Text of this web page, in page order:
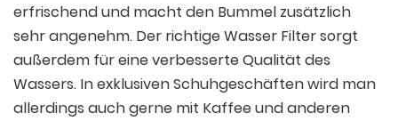
erfrischend und macht den Bummel zusätzlich
sehr angenehm. Der richtige Wasser Filter sorgt
außerdem für eine verbesserte Qualität des
Wassers. In exklusiven Schuhgeschäften wird man
allerdings auch gerne mit Kaffee und anderen